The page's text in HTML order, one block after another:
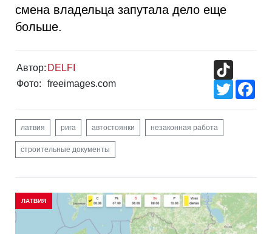
смена владельца запутала дело еще
больше.
Автор: DELFI
Фото:
freeimages.com
Twitter
латвия рига автостоянки незаконная работа
строительные документы
ЛАТВИЯ